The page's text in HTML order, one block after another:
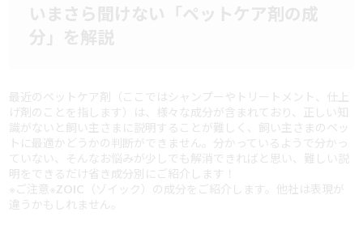
最近のペットケア剤（ここではシャンプーやトリートメント、仕上
げ剤のことを指します）は、様々な成分が含まれており、正しい知
識がないと飼い主さまに説明することが難しく、飼い主さまのペッ
トに最適かどうかの判断ができません。分かっているようで分かっ
ていない、そんなお悩みが少しでも解消できればと思い、難しい説
明をできるだけ省き成分別にご紹介します！
※ご注意※ZOIC（ゾイック）の成分をご紹介します。他社は表現が
違うかもしれません。